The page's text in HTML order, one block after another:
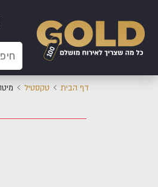
דף הבית טקסטיל מיטה